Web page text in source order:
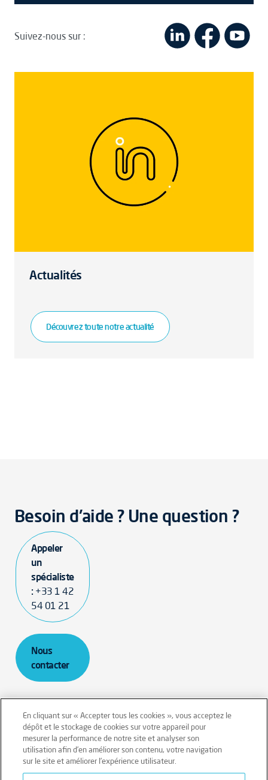
Suivez-nous sur :
Actualités
Découvrez toute notre actualité
Besoin d'aide ? Une question ?
Appeler
un
spécialiste
: +33 1 42
54 01 21
Nous
contacter
Mentions légales
Conditions générales
Données personnelles
En cliquant sur « Accepter tous les cookies », vous acceptez le
dépôt et le stockage de cookies sur votre appareil pour
mesurer la performance de notre site et analyser son
utilisation afin d’en améliorer son contenu, votre navigation
sur le site et améliorer l’expérience utilisateur.